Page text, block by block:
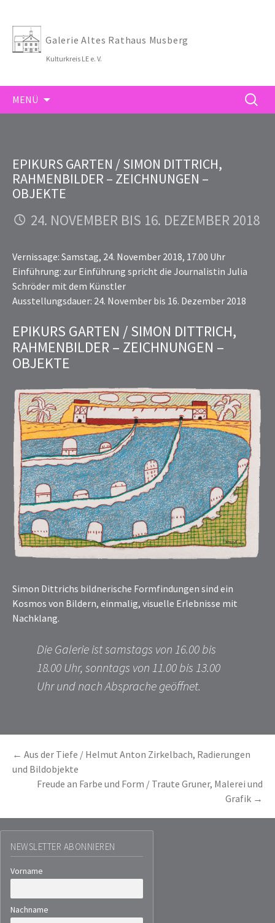
Galerie Altes Rathaus Musberg
Kulturkreis LE e. V.
MENÜ
SUCHE
NACH:
EPIKURS GARTEN / SIMON DITTRICH,
RAHMENBILDER – ZEICHNUNGEN –
OBJEKTE
24. NOVEMBER BIS 16. DEZEMBER 2018
Vernissage: Samstag, 24. November 2018, 17.00 Uhr
Einführung: zur Einführung spricht die Journalistin Julia
Schröder mit dem Künstler
Ausstellungsdauer: 24. November bis 16. Dezember 2018
EPIKURS GARTEN / SIMON DITTRICH,
RAHMENBILDER – ZEICHNUNGEN –
OBJEKTE
Simon Dittrichs bildnerische Formfindungen sind ein
Kosmos von Bildern, einmalig, visuelle Erlebnisse mit
Nachklang.
Die Galerie ist samstags von 16.00 bis
18.00 Uhr, sonntags von 11.00 bis 13.00
Uhr und nach Absprache geöffnet.
BEITRAGSNAVIGATION
← Aus der Tiefe / Helmut Anton Zirkelbach, Radierungen
und Bildobjekte
Freude an Farbe und Form / Traute Gruner, Malerei und
Grafik →
NEWSLETTER ABONNIEREN
Vorname
Nachname